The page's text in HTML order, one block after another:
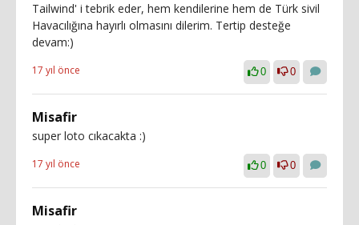
Tailwind' i tebrik eder, hem kendilerine hem de Türk sivil
Havacılığına hayırlı olmasını dilerim. Tertip desteğe
devam:)
17 yıl önce 0 0
Misafir
super loto cıkacakta :)
17 yıl önce 0 0
Misafir